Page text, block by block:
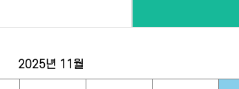
2025년 11월